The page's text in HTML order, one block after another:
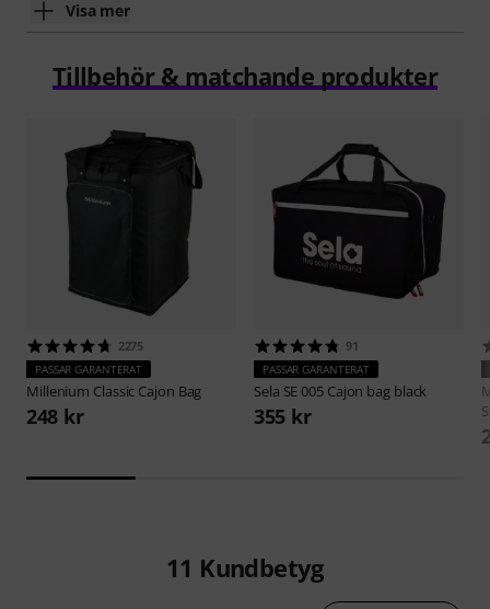
Visa mer
Tillbehör & matchande produkter
2275
PASSAR GARANTERAT
Millenium Classic Cajon Bag
248 kr
91
PASSAR GARANTERAT
Sela SE 005 Cajon bag black
355 kr
11 Kundbetyg